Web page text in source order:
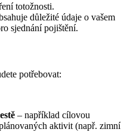
totožnosti.
důležité údaje o vašem
sjednání pojištění.
potřebovat:
– například cílovou
aktivit (např. zimní